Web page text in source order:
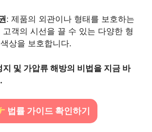
: 제품의 외관이나 형태를 보호하는
고객의 시선을 끌 수 있는 다양한 형
상을 보호합니다.
지 및 가압류 해방의 비법을 지금 바
법률 가이드 확인하기